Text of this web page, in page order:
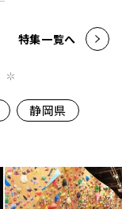
特集一覧へ
静岡県